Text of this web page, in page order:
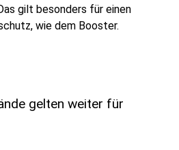
gilt besonders für einen
wie dem Booster.
gelten weiter für